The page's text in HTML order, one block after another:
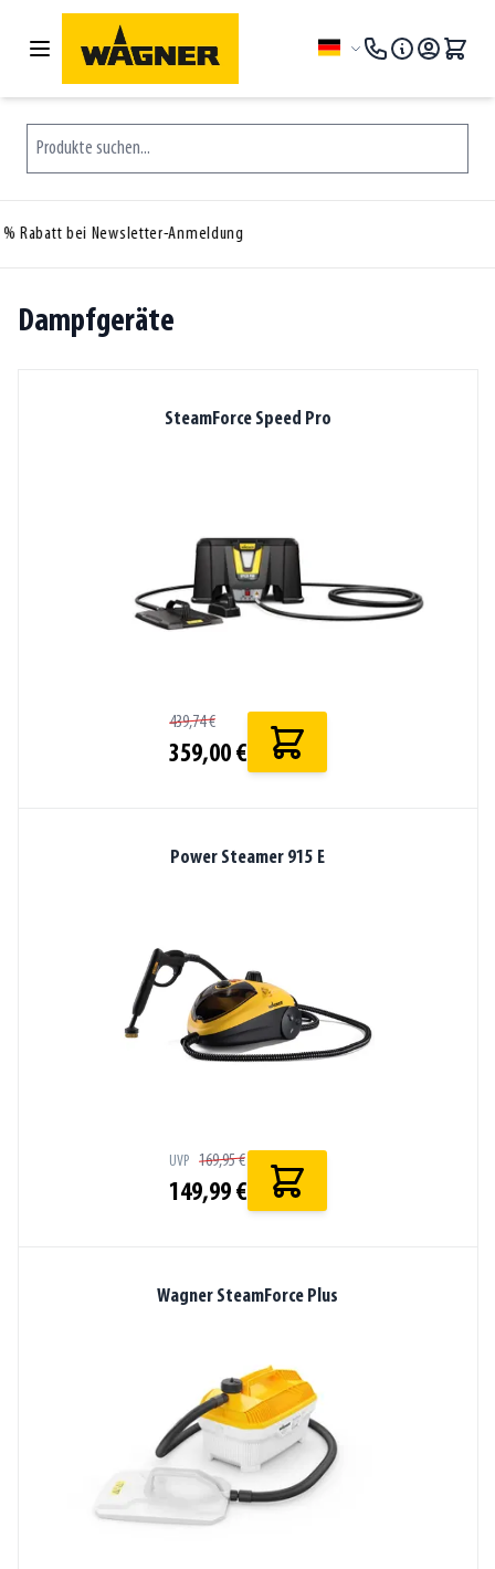
Zum Inhalt springen
Sprache
Produkte suchen...
30 Tage kostenlose Rückgabe
Dampfgeräte
SteamForce Speed Pro
439,74 €
359,00 €
Power Steamer 915 E
UVP 169,95 €
149,99 €
Wagner SteamForce Plus